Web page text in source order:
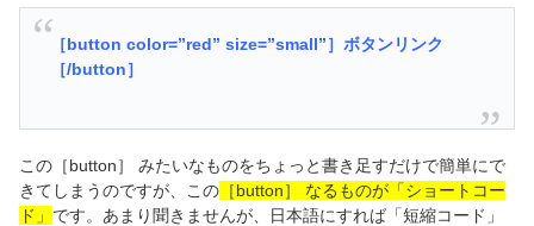
［button color=”red” size=”small”］ボタンリンク
［/button］
この［button］ みたいなものをちょっと書き足すだけで簡単にで
きてしまうのですが、この ［button］ なるものが「ショートコー
ド」 です。あまり聞きませんが、日本語にすれば「短縮コード」